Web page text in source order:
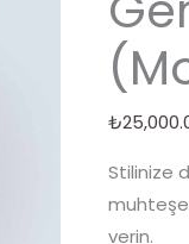
₺
Stilinize
verin.